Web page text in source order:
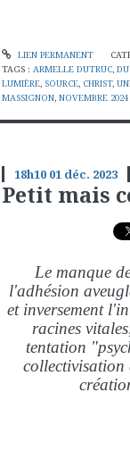
LIEN PERMANENT
TAGS : ARMELLE DUTRUC,
LUMIÈRE, SOURCE, CHRIST,
MASSIGNON, NOVEMBRE 2024
18h10 01 déc. 2023
Petit mais
Le manque
l'adhésion
et inversement
racines
tentation
collectivisation